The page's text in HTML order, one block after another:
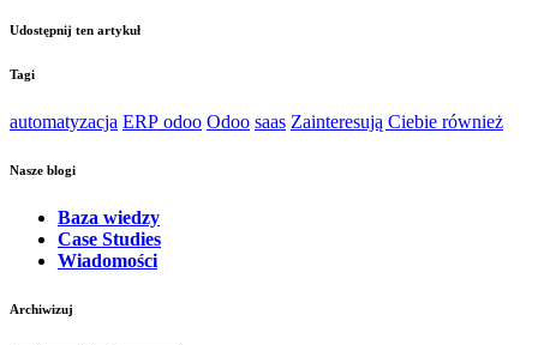
Udostępnij ten artykuł
Tagi
automatyzacja ERP odoo Odoo saas Zainteresują Ciebie również
Nasze blogi
Baza wiedzy
Case Studies
Wiadomości
Archiwizuj